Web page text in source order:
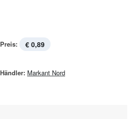
Preis: € 0,89
Händler: Markant Nord